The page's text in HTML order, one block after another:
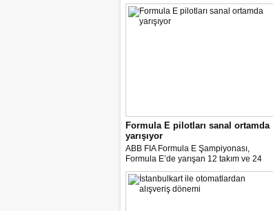
Formula E pilotları sanal ortamda
yarışıyor
ABB FIA Formula E Şampiyonası,
Formula E’de yarışan 12 takım ve 24
pilot ile birlikte “ABB Formula E Race at
Home Challenge” organizasyonunda
yarışacak.